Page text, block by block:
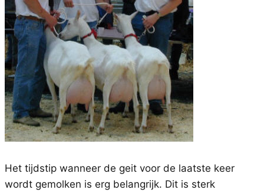
Het tijdstip wanneer de geit voor de laatste keer
wordt gemolken is erg belangrijk. Dit is sterk